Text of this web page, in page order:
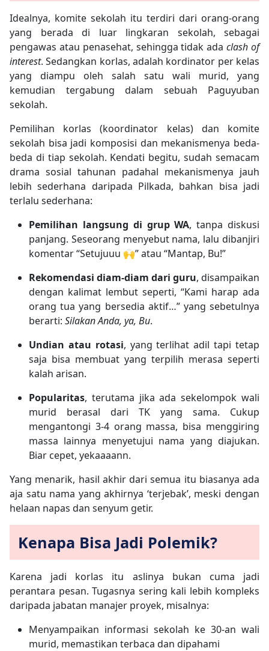
Idealnya, komite sekolah itu terdiri dari orang-orang
yang berada di luar lingkaran sekolah, sebagai
pengawas atau penasehat, sehingga tidak adaclash of
interest. Sedangkan korlas, adalah kordinator per kelas
yang diampu oleh salah satu wali murid, yang
kemudian tergabung dalam sebuah Paguyuban
sekolah.
Pemilihan korlas (koordinator kelas) dan komite
sekolah bisa jadi komposisi dan mekanismenya beda-
beda di tiap sekolah. Kendati begitu, sudah semacam
drama sosial tahunan padahal mekanismenya jauh
lebih sederhana daripada Pilkada, bahkan bisa jadi
terlalu sederhana:
Pemilihan langsung di grup WA, tanpa diskusi
panjang. Seseorang menyebut nama, lalu dibanjiri
komentar “Setujuuu 🙌” atau “Mantap, Bu!”
Rekomendasi diam-diam dari guru, disampaikan
dengan kalimat lembut seperti, “Kami harap ada
orang tua yang bersedia aktif…” yang sebetulnya
berarti: Silakan Anda, ya, Bu.
Undian atau rotasi, yang terlihat adil tapi tetap
saja bisa membuat yang terpilih merasa seperti
kalah arisan.
Popularitas, terutama jika ada sekelompok wali
murid berasal dari TK yang sama. Cukup
mengantongi 3-4 orang massa, bisa menggiring
massa lainnya menyetujui nama yang diajukan.
Biar cepet, yekaaaann.
Yang menarik, hasil akhir dari semua itu biasanya ada
aja satu nama yang akhirnya ‘terjebak’, meski dengan
helaan napas dan senyum getir.
Kenapa Bisa Jadi Polemik?
Karena jadi korlas itu aslinya bukan cuma jadi
perantara pesan. Tugasnya sering kali lebih kompleks
daripada jabatan manajer proyek, misalnya:
Menyampaikan informasi sekolah ke 30-an wali
murid, memastikan terbaca dan dipahami